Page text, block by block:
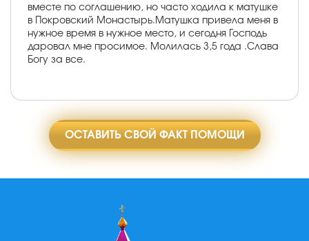
вместе по соглашению, но часто ходила к матушке
в Покровский Монастырь.Матушка привела меня в
нужное время в нужное место, и сегодня Господь
даровал мне просимое. Молилась 3,5 года .Слава
Богу за все.
ОСТАВИТЬ СВОЙ ФАКТ ПОМОЩИ